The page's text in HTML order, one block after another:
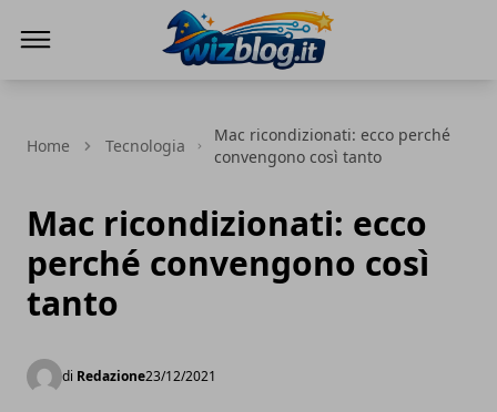
Home Tecnologia
Mac ricondizionati: ecco perché
convengono così tanto
Mac ricondizionati: ecco
perché convengono così
tanto
di Redazione23/12/2021